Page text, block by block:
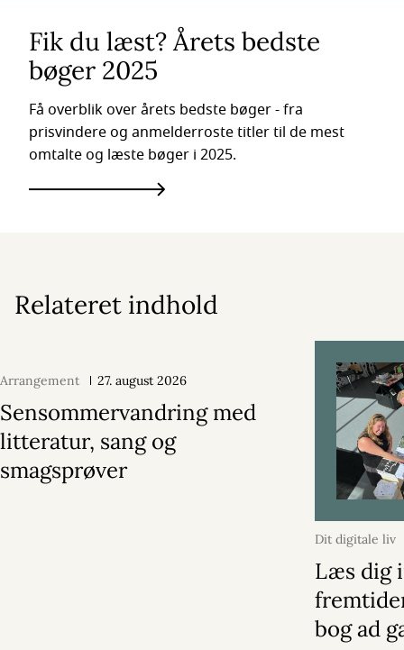
Fik du læst? Årets bedste
bøger 2025
Få overblik over årets bedste bøger - fra
prisvindere og anmelderroste titler til de mest
omtalte og læste bøger i 2025.
Relateret indhold
Arrangement 27. august 2026
Sensommervandring med
litteratur, sang og
smagsprøver
Dit digitale liv
Læs dig
bog ad